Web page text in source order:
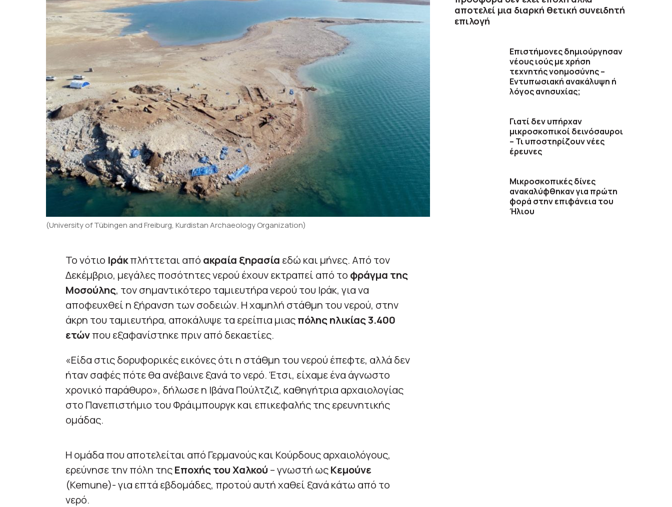
(University of Tübingen and Freiburg, Kurdistan Archaeology Organization)
Το νότιο Ιράκπλήττεται από ακραία ξηρασία εδώ και μήνες. Από τον
Δεκέμβριο, μεγάλες ποσότητες νερού έχουν εκτραπεί από το φράγμα της
Μοσούλης, τον σημαντικότερο ταμιευτήρα νερού του Ιράκ, για να
αποφευχθεί η ξήρανση των σοδειών. Η χαμηλή στάθμη του νερού, στην
άκρη του ταμιευτήρα, αποκάλυψε τα ερείπια μιαςπόλης ηλικίας 3.400
ετώνπου εξαφανίστηκε πριν από δεκαετίες.
«Είδα στις δορυφορικές εικόνες ότι η στάθμη του νερού έπεφτε, αλλά δεν
ήταν σαφές πότε θα ανέβαινε ξανά το νερό. Έτσι, είχαμε ένα άγνωστο
χρονικό παράθυρο», δήλωσε η Ιβάνα Πούλτζιζ, καθηγήτρια αρχαιολογίας
στο Πανεπιστήμιο του Φράιμπουργκ και επικεφαλής της ερευνητικής
ομάδας.
Η ομάδα που αποτελείται από Γερμανούς και Κούρδους αρχαιολόγους,
ερεύνησε την πόλη τηςΕποχής του Χαλκού – γνωστή ωςΚεμούνε
(Kemune)- για επτά εβδομάδες, προτού αυτή χαθεί ξανά κάτω από το
νερό.
αποτελεί μια διαρκή θετική συνειδητή
επιλογή
Επιστήμονες δημιούργησαν
νέους ιούς με χρήση
τεχνητής νοημοσύνης –
Εντυπωσιακή ανακάλυψη ή
λόγος ανησυχίας;
Γιατί δεν υπήρχαν
μικροσκοπικοί δεινόσαυροι
– Τι υποστηρίζουν νέες
έρευνες
Μικροσκοπικές δίνες
ανακαλύφθηκαν για πρώτη
φορά στην επιφάνεια του
Ήλιου